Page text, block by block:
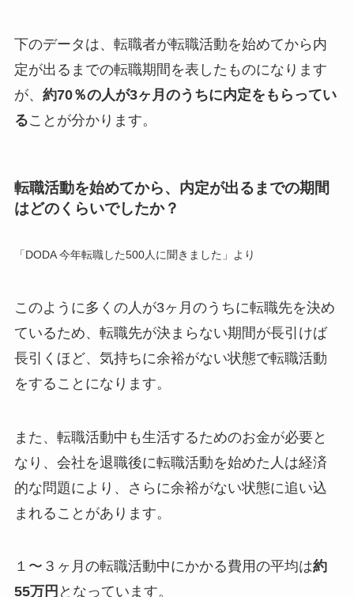
下のデータは、転職者が転職活動を始めてから内
定が出るまでの転職期間を表したものになります
が、 約70％の人が3ヶ月のうちに内定をもらってい
ることが分かります。
転職活動を始めてから、内定が出るまでの期間
はどのくらいでしたか？
「DODA 今年転職した500人に聞きました」より
このように多くの人が3ヶ月のうちに転職先を決め
ているため、転職先が決まらない期間が長引けば
長引くほど、気持ちに余裕がない状態で転職活動
をすることになります。
また、転職活動中も生活するためのお金が必要と
なり、会社を退職後に転職活動を始めた人は経済
的な問題により、さらに余裕がない状態に追い込
まれることがあります。
１〜３ヶ月の転職活動中にかかる費用の平均は約
55万円 となっています。